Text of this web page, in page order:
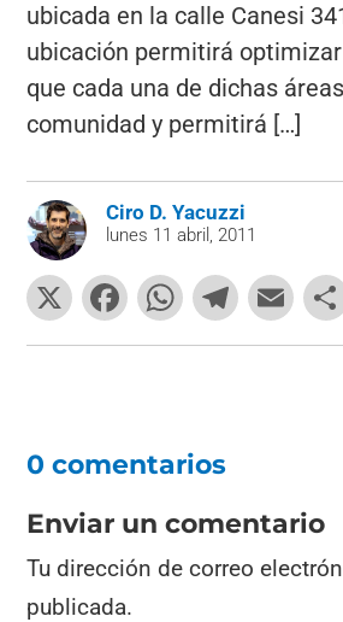
ubicada en la calle Canesi
ubicación permitirá
que cada una de dichas
comunidad y permitirá […]
Ciro D. Yacuzzi
lunes 11 abril, 2011
X
F
a
b
o
o
k
W
h
A
p
p
T
el
E
m
0 comentarios
Enviar un comentario
Tu dirección de correo
publicada.